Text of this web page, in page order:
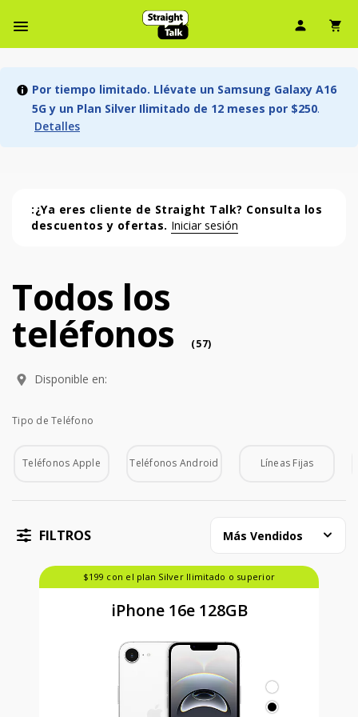
Menú de barra de navegación
Ícono
Por tiempo limitado. Llévate un Samsung Galaxy A16
5G y un Plan Silver Ilimitado de 12 meses por $250.
Detalles
:¿Ya eres cliente de Straight Talk? Consulta los
descuentos y ofertas. Iniciar sesión
Todos los teléfonos (57 phone )
Todos los
teléfonos (57)
Disponible en:
Tipo de Teléfono
Teléfonos Apple Teléfonos Android Líneas Fijas
FILTROS Más Vendidos
$199 con el plan Silver Ilimitado o superior
iPhone 16e 128GB